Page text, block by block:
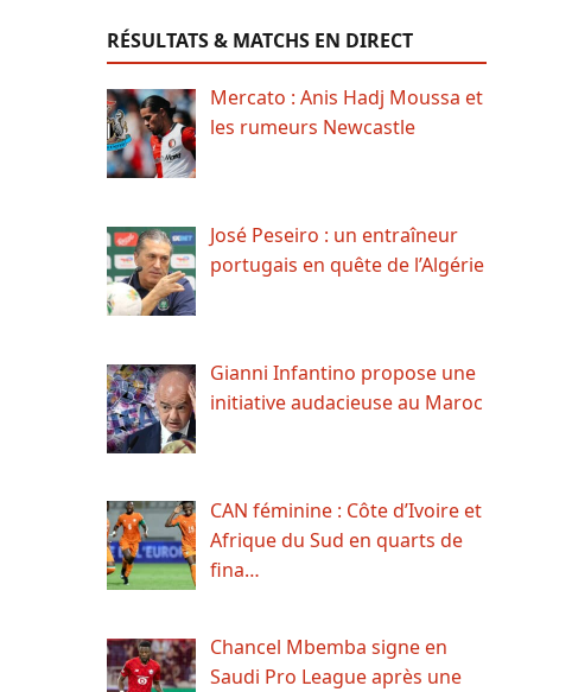
RÉSULTATS & MATCHS EN DIRECT
Mercato : Anis Hadj Moussa et
les rumeurs Newcastle
José Peseiro : un entraîneur
portugais en quête de l’Algérie
Gianni Infantino propose une
initiative audacieuse au Maroc
CAN féminine : Côte d’Ivoire et
Afrique du Sud en quarts de
fina…
Chancel Mbemba signe en
Saudi Pro League après une